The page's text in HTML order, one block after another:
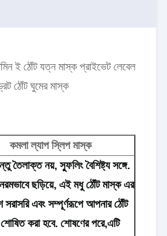
ই ঠোঁট যত্ন মাস্ক প্রাইভেট লেবেল
ঠোঁট ঘুমের মাস্ক
কমলা ল্যাপ স্লিপ মাস্ক
তৈলাক্ত নয়, স্ফুলিং বৈশিষ্ট্য সঙ্গে.
ছড়িয়ে, এই মধু ঠোঁট মাস্ক এর
এবং সম্পূর্ণরূপে আপনার ঠোঁট
শোষিত করা হবে. শোষণের পরে,এটি